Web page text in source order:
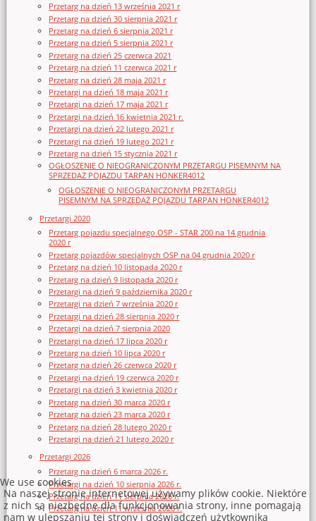
Przetarg na dzień 13 września 2021 r
Przetarg na dzień 30 sierpnia 2021 r
Przetarg na dzień 6 sierpnia 2021 r
Przetarg na dzień 5 sierpnia 2021 r
Przetarg na dzień 25 czerwca 2021
Przetarg na dzień 11 czerwca 2021 r
Przetarg na dzień 28 maja 2021 r
Przetargi na dzień 18 maja 2021 r
Przetargi na dzień 17 maja 2021 r
Przetargi na dzień 16 kwietnia 2021 r.
Przetargi na dzień 22 lutego 2021 r
Przetargi na dzień 19 lutego 2021 r
Przetarg na dzień 15 stycznia 2021 r
OGŁOSZENIE O NIEOGRANICZONYM PRZETARGU PISEMNYM NA
SPRZEDAŻ POJAZDU TARPAN HONKER4012
OGŁOSZENIE O NIEOGRANICZONYM PRZETARGU
PISEMNYM NA SPRZEDAŻ POJAZDU TARPAN HONKER4012
Przetargi 2020
Przetarg pojazdu specjalnego OSP - STAR 200 na 14 grudnia
2020 r
Przetarg pojazdów specjalnych OSP na 04 grudnia 2020 r
Przetarg na dzień 10 listopada 2020 r
Przetarg na dzień 9 listopada 2020 r
Przetargi na dzień 9 października 2020 r
Przetargi na dzień 7 września 2020 r
Przetargi na dzień 28 sierpnia 2020 r
Przetargi na dzień 7 sierpnia 2020
Przetargi na dzień 17 lipca 2020 r
Przetarg na dzień 10 lipca 2020 r
Przetarg na dzień 26 czerwca 2020 r
Przetargi na dzień 19 czerwca 2020 r
Przetargi na dzień 3 kwietnia 2020 r
Przetarg na dzień 30 marca 2020 r
Przetarg na dzień 23 marca 2020 r
Przetarg na dzień 28 lutego 2020 r
Przetargi na dzień 21 lutego 2020 r
Przetargi 2026
Przetarg na dzień 6 marca 2026 r.
Przetargi na dzień 10 sierpnia 2026 r.
Przetarg na dzień 11 sierpnia 2026 r.
Przetarg na dzień 11 września 2026 r.
We use cookies
Na naszej stronie internetowej używamy plików cookie. Niektóre
z nich są niezbędne dla funkcjonowania strony, inne pomagają
nam w ulepszaniu tej strony i doświadczeń użytkownika